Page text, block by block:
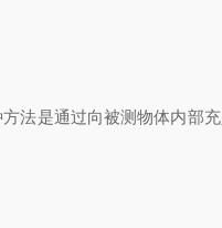
是通过向被测物体内部